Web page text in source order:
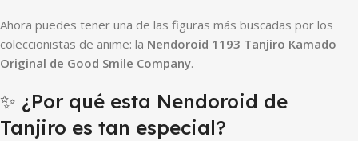
Ahora puedes tener una de las figuras más buscadas por los
coleccionistas de anime: la Nendoroid 1193 Tanjiro Kamado
Original de Good Smile Company.
✨ ¿Por qué esta Nendoroid de
Tanjiro es tan especial?